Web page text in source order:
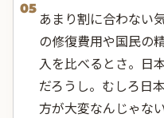
05
あまり割に合わない
の修復費用や国民の
入を比べるとさ。日
だろうし。むしろ日
方が大変なんじゃな